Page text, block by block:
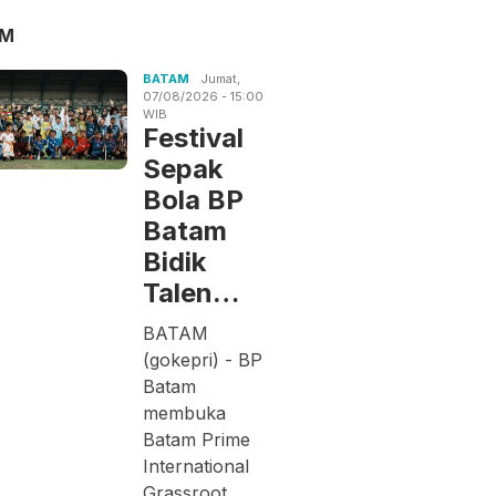
BATAM
Jumat,
07/08/2026 - 15:00
WIB
Festival
Sepak
Bola BP
Batam
Bidik
Talen…
BATAM
(gokepri) - BP
Batam
membuka
Batam Prime
International